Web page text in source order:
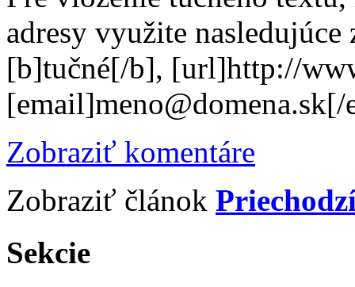
adresy využite nasledujúce
[b]tučné[/b], [url]http://
Zobraziť komentáre
Zobraziť článok
Sekcie